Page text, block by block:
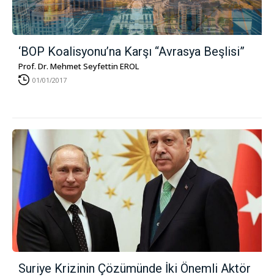
‘BOP Koalisyonu’na Karşı “Avrasya Beşlisi”
Prof. Dr. Mehmet Seyfettin EROL
01/01/2017
Suriye Krizinin Çözümünde İki Önemli Aktör